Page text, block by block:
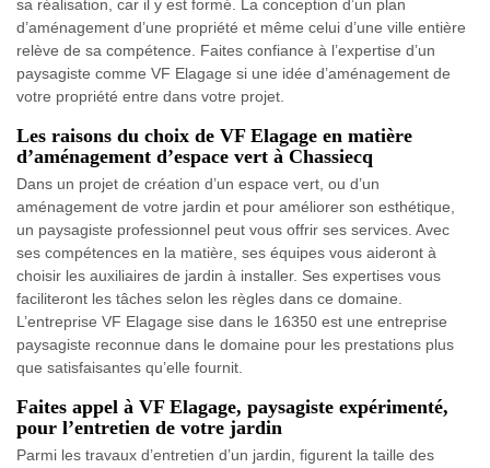
sa réalisation, car il y est formé. La conception d’un plan
d’aménagement d’une propriété et même celui d’une ville entière
relève de sa compétence. Faites confiance à l’expertise d’un
paysagiste comme VF Elagage si une idée d’aménagement de
votre propriété entre dans votre projet.
Les raisons du choix de VF Elagage en matière
d’aménagement d’espace vert à Chassiecq
Dans un projet de création d’un espace vert, ou d’un
aménagement de votre jardin et pour améliorer son esthétique,
un paysagiste professionnel peut vous offrir ses services. Avec
ses compétences en la matière, ses équipes vous aideront à
choisir les auxiliaires de jardin à installer. Ses expertises vous
faciliteront les tâches selon les règles dans ce domaine.
L’entreprise VF Elagage sise dans le 16350 est une entreprise
paysagiste reconnue dans le domaine pour les prestations plus
que satisfaisantes qu’elle fournit.
Faites appel à VF Elagage, paysagiste expérimenté,
pour l’entretien de votre jardin
Parmi les travaux d’entretien d’un jardin, figurent la taille des